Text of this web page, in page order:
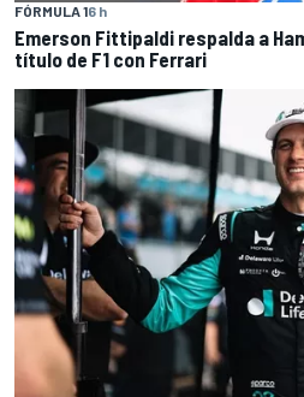
FÓRMULA 16 h
Emerson Fittipaldi respalda a
título de F1 con Ferrari